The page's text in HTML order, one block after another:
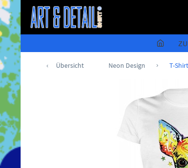
Übersicht Neon Design T-